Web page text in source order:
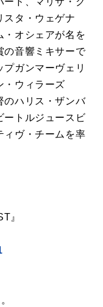
スタ・ウェゲナ
・オシェアが名を
の音響ミキサーで
ガンマーヴェリ
・ウィラーズ
のハリス・ザンバ
ートルジュースビ
ィヴ・チームを率
』